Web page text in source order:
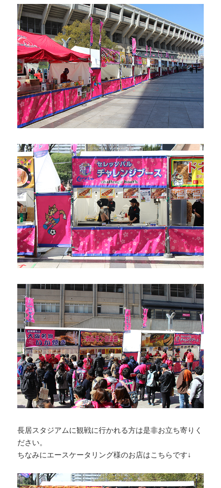
長居スタジアムに観戦に行かれる方は是非お立ち寄りく
ださい。
ちなみにエースケータリング様のお店はこちらです↓